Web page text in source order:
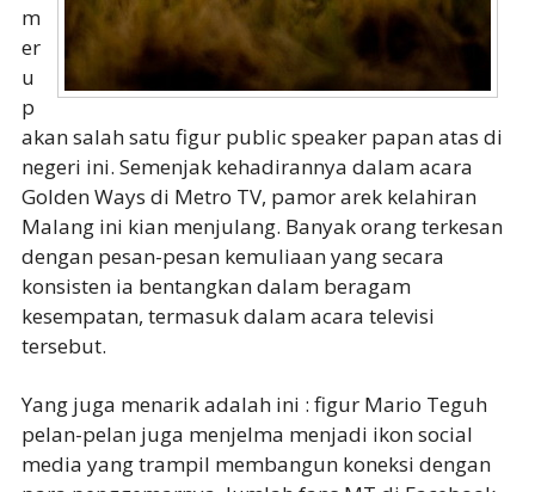
m
er
u
p
akan salah satu figur public speaker papan atas di
negeri ini. Semenjak kehadirannya dalam acara
Golden Ways di Metro TV, pamor arek kelahiran
Malang ini kian menjulang. Banyak orang terkesan
dengan pesan-pesan kemuliaan yang secara
konsisten ia bentangkan dalam beragam
kesempatan, termasuk dalam acara televisi
tersebut.
Yang juga menarik adalah ini : figur Mario Teguh
pelan-pelan juga menjelma menjadi ikon social
media yang trampil membangun koneksi dengan